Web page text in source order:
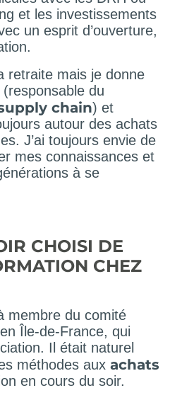
et les investissements
un esprit d’ouverture,
retraite mais je donne
(responsable du
chain) et
autour des achats
J’ai toujours envie de
mes connaissances et
à se
CHOISI DE
CHEZ
membre du comité
Île-de-France, qui
Il était naturel
méthodes aux achats
en cours du soir.